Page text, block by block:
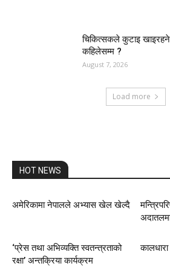
चिकित्सकले कुटाइ खाइरहने
कहिलेसम्म ?
August 7, 2026
Load more
HOT NEWS
अमेरिकामा नेपालले अभ्यास खेल खेल्दै
‘प्रेस तथा अभिव्यक्ति स्वतन्त्रताको
रक्षा’ अन्तक्रिया कार्यक्रम